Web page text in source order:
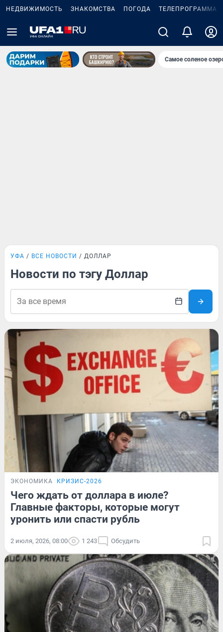
НЕДВИЖИМОСТЬ ЗНАКОМСТВА ПОГОДА ТЕЛЕПРОГРАММА
Самое соленое
УФА ВСЕ НОВОСТИ ДОЛЛАР
Новости по тэгу Доллар
ЭКОНОМИКА КРИЗИС-2026
Чего ждать от доллара в июле?
Главные факторы, которые могут
уронить или спасти рубль
2 июля, 2026, 08:00 1 243 Обсудить